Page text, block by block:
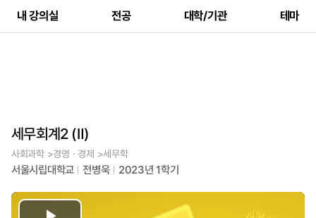
내 강의실 전공 대학/기관 테마
세무회계2 (Ⅱ)
사회과학 >경영ㆍ경제 >세무학
서울시립대학교 전병욱 2023년 1학기